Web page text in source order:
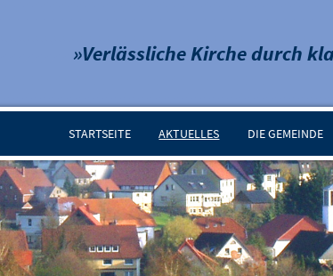
»Verlässliche Kirche durch
STARTSEITE AKTUELLES DIE GEMEINDE